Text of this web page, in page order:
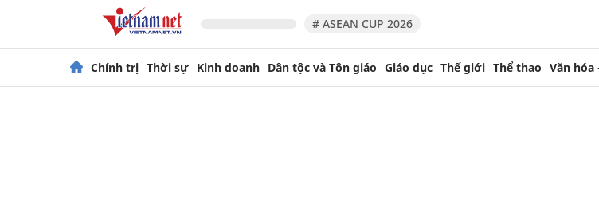
# ASEAN CUP 2026
Chính trị Thời sự Kinh doanh Dân tộc và Tôn giáo Giáo dục Thế giới Thể thao Văn hóa